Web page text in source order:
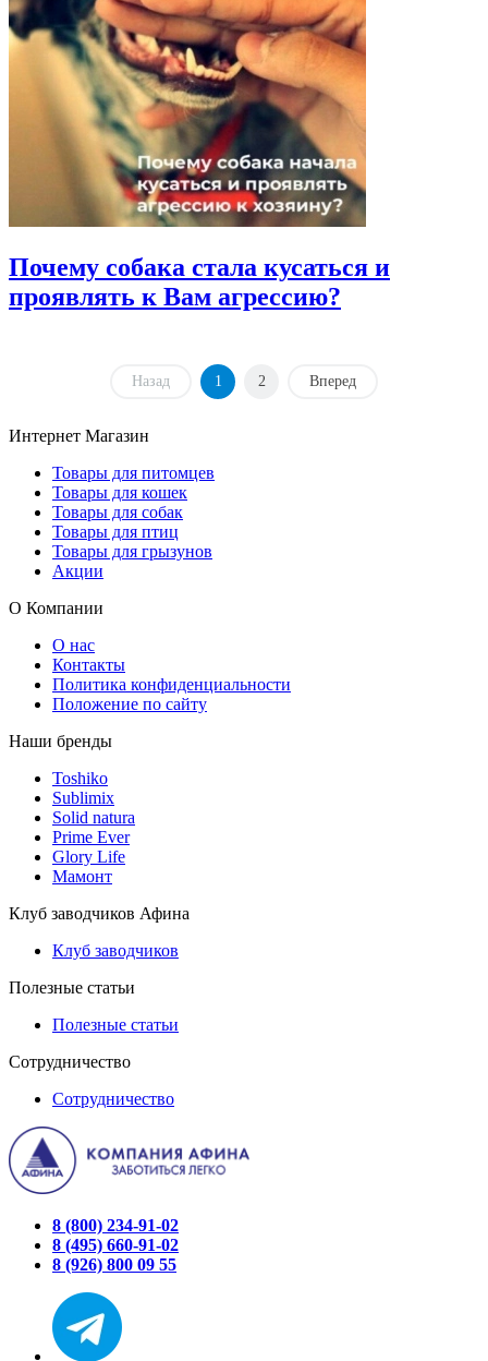
Почему собака стала кусаться и
проявлять к Вам агрессию?
Назад 1 2 Вперед
Интернет Магазин
Товары для питомцев
Товары для кошек
Товары для собак
Товары для птиц
Товары для грызунов
Акции
О Компании
О нас
Контакты
Политика конфиденциальности
Положение по сайту
Наши бренды
Toshiko
Sublimix
Solid natura
Prime Ever
Glory Life
Мамонт
Клуб заводчиков Афина
Клуб заводчиков
Полезные статьи
Полезные статьи
Сотрудничество
Сотрудничество
8 (800) 234-91-02
8 (495) 660-91-02
8 (926) 800 09 55